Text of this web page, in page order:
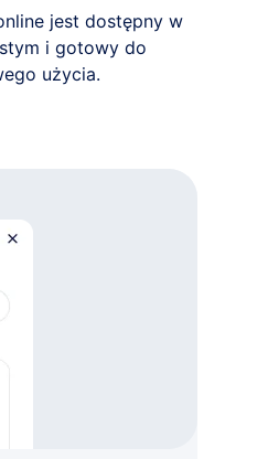
jest dostępny w
i gotowy do
użycia.